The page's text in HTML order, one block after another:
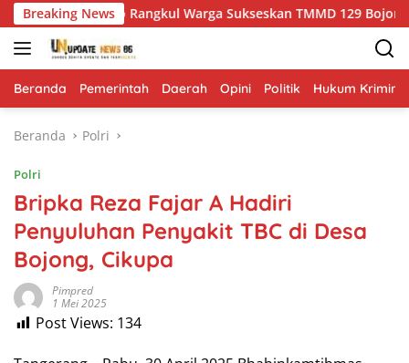
Langsung
ke
konten
Breaking News
Kesongo Rangkul Warga Sukseskan TMMD 129 Bojonegoro
Beranda Pemerintah Daerah Opini Politik Hukum Kriminal
Beranda Polri
Polri
Bripka Reza Fajar A Hadiri
Penyuluhan Penyakit TBC di Desa
Bojong, Cikupa
Pimpred
1 Mei 2025
Post Views: 134